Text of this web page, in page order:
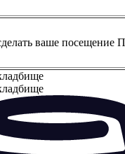
ваше посещение